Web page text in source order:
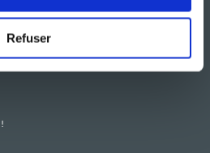
Refuser
Politique de confidentialité
Utilisation des Cookies